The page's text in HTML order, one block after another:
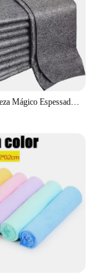
Pano de Limpeza Mágico Espessado, Pano De Microfibra Sem Raia, Pano De Vidro Reutilizável para Cozinhas e Carros, 3 PCs, 5 PCs, 10 PCs